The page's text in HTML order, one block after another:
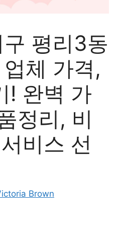
평리3동
체 가격,
! 완벽 가
정리, 비
비스 선
Brown